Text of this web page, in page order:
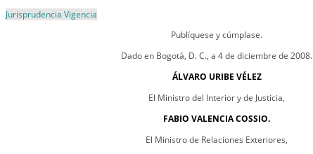
Jurisprudencia Vigencia
Publíquese y cúmplase.
Dado en Bogotá, D. C., a 4 de diciembre de 2008.
ÁLVARO URIBE VÉLEZ
El Ministro del Interior y de Justicia,
FABIO VALENCIA COSSIO.
El Ministro de Relaciones Exteriores,